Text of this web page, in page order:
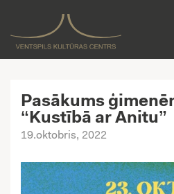
Pasākums
“Kustībā ar Anitu”
19.oktobris, 2022